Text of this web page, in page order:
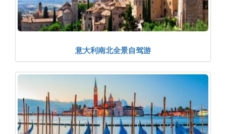
意大利南北全景自驾游